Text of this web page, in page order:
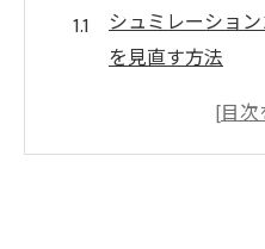
シュミレーショ
を見直す方法
データを活かし